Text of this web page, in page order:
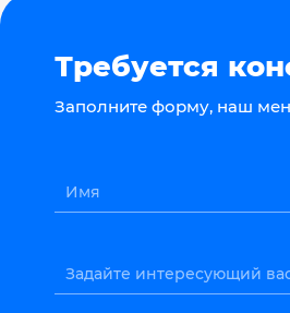
Требуется
Заполните форму, наш
Имя
Задайте интересующий